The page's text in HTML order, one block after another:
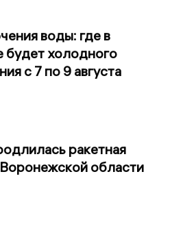
воды: где в
будет холодного
с 7 по 9 августа
ракетная
области